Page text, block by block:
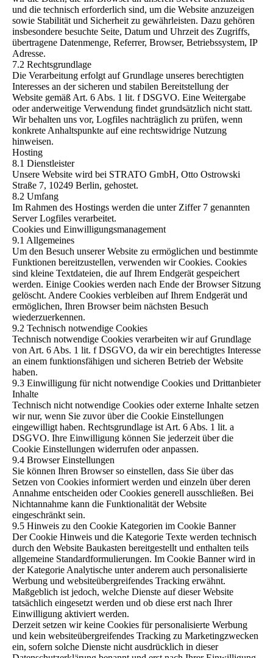
und die technisch erforderlich sind, um die Website anzuzeigen
sowie Stabilität und Sicherheit zu gewährleisten. Dazu gehören
insbesondere besuchte Seite, Datum und Uhrzeit des Zugriffs,
übertragene Datenmenge, Referrer, Browser, Betriebssystem, IP
Adresse.
7.2 Rechtsgrundlage
Die Verarbeitung erfolgt auf Grundlage unseres berechtigten
Interesses an der sicheren und stabilen Bereitstellung der
Website gemäß Art. 6 Abs. 1 lit. f DSGVO. Eine Weitergabe
oder anderweitige Verwendung findet grundsätzlich nicht statt.
Wir behalten uns vor, Logfiles nachträglich zu prüfen, wenn
konkrete Anhaltspunkte auf eine rechtswidrige Nutzung
hinweisen.
Hosting
8.1 Dienstleister
Unsere Website wird bei STRATO GmbH, Otto Ostrowski
Straße 7, 10249 Berlin, gehostet.
8.2 Umfang
Im Rahmen des Hostings werden die unter Ziffer 7 genannten
Server Logfiles verarbeitet.
Cookies und Einwilligungsmanagement
9.1 Allgemeines
Um den Besuch unserer Website zu ermöglichen und bestimmte
Funktionen bereitzustellen, verwenden wir Cookies. Cookies
sind kleine Textdateien, die auf Ihrem Endgerät gespeichert
werden. Einige Cookies werden nach Ende der Browser Sitzung
gelöscht. Andere Cookies verbleiben auf Ihrem Endgerät und
ermöglichen, Ihren Browser beim nächsten Besuch
wiederzuerkennen.
9.2 Technisch notwendige Cookies
Technisch notwendige Cookies verarbeiten wir auf Grundlage
von Art. 6 Abs. 1 lit. f DSGVO, da wir ein berechtigtes Interesse
an einem funktionsfähigen und sicheren Betrieb der Website
haben.
9.3 Einwilligung für nicht notwendige Cookies und Drittanbieter
Inhalte
Technisch nicht notwendige Cookies oder externe Inhalte setzen
wir nur, wenn Sie zuvor über die Cookie Einstellungen
eingewilligt haben. Rechtsgrundlage ist Art. 6 Abs. 1 lit. a
DSGVO. Ihre Einwilligung können Sie jederzeit über die
Cookie Einstellungen widerrufen oder anpassen.
9.4 Browser Einstellungen
Sie können Ihren Browser so einstellen, dass Sie über das
Setzen von Cookies informiert werden und einzeln über deren
Annahme entscheiden oder Cookies generell ausschließen. Bei
Nichtannahme kann die Funktionalität der Website
eingeschränkt sein.
9.5 Hinweis zu den Cookie Kategorien im Cookie Banner
Der Cookie Hinweis und die Kategorie Texte werden technisch
durch den Website Baukasten bereitgestellt und enthalten teils
allgemeine Standardformulierungen. Im Cookie Banner wird in
der Kategorie Analytische unter anderem auch personalisierte
Werbung und websiteübergreifendes Tracking erwähnt.
Maßgeblich ist jedoch, welche Dienste auf dieser Website
tatsächlich eingesetzt werden und ob diese erst nach Ihrer
Einwilligung aktiviert werden.
Derzeit setzen wir keine Cookies für personalisierte Werbung
und kein websiteübergreifendes Tracking zu Marketingzwecken
ein, sofern solche Dienste nicht ausdrücklich in dieser